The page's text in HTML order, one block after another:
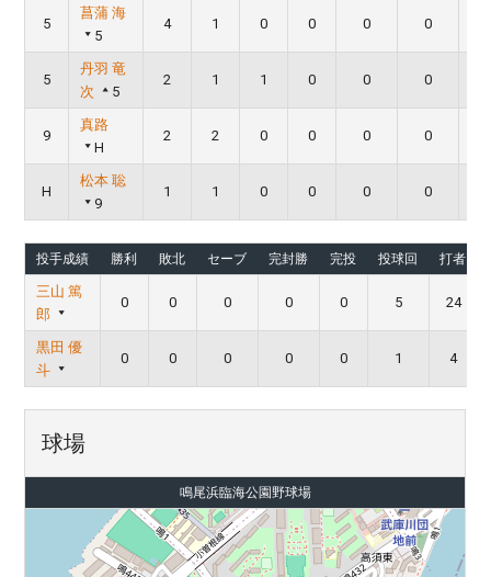
5
菖蒲 海
5
4 1 0 0 0 0
5
丹羽 竜
次
5
2 1 1 0 0 0
9
真路
H
2 2 0 0 0 0
H
松本 聡
9
1 1 0 0 0 0
投手成績 勝利 敗北 セーブ 完封勝 完投 投球回 打者
三山 篤
郎
0 0 0 0 0 5 24
黒田 優
斗
0 0 0 0 0 1 4
球場
鳴尾浜臨海公園野球場